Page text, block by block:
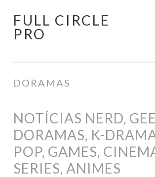
Pular
para
FULL CIRCLE
PRO
DORAMAS
NOTÍCIAS NERD,
DORAMAS, K-
POP, GAMES,
SERIES, ANIMES